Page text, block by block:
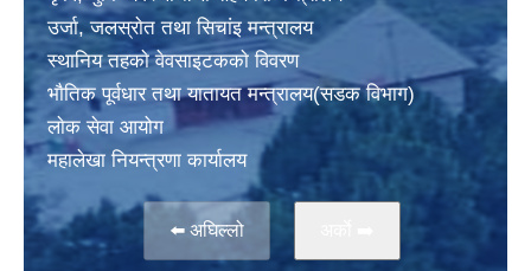
उर्जा, जलस्राेत तथा सिचांइ मन्त्रालय
स्थानिय तहकाे वेवसाइटककाे विवरण
भाैतिक पूर्वधार तथा यातायत मन्त्रालय(सडक विभाग)
लाेक सेवा आयोग
महालेखा नियन्त्रणा कार्यालय
⬅️ अघिल्लो